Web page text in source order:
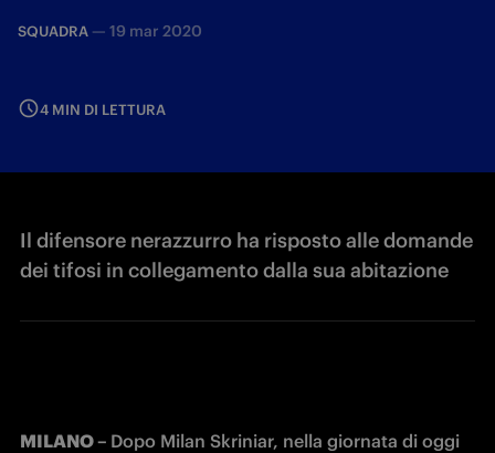
SQUADRA — 19 mar 2020
4 MIN DI LETTURA
Il difensore nerazzurro ha risposto alle domande
dei tifosi in collegamento dalla sua abitazione
MILANO – Dopo Milan Skriniar, nella giornata di oggi